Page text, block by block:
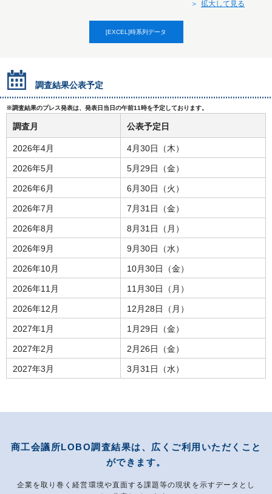
拡大して見る
[EXCEL]時系列データ
調査結果公表予定
※調査結果のプレス発表は、発表日当日の午前11時を予定しております。
調査月 公表予定日
2026年4月 4月30日（木）
2026年5月 5月29日（金）
2026年6月 6月30日（火）
2026年7月 7月31日（金）
2026年8月 8月31日（月）
2026年9月 9月30日（水）
2026年10月 10月30日（金）
2026年11月 11月30日（月）
2026年12月 12月28日（月）
2027年1月 1月29日（金）
2027年2月 2月26日（金）
2027年3月 3月31日（水）
商工会議所LOBO調査結果は、広くご利用いただくこと
ができます。
企業を取り巻く経営環境や直面する課題等の現状を示すデータとし